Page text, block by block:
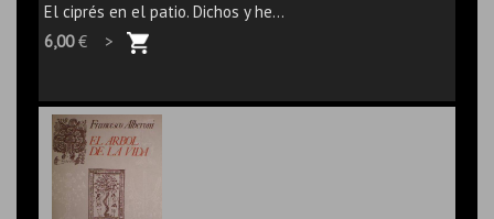
El ciprés en el patio. Dichos y he...
6,00€ >